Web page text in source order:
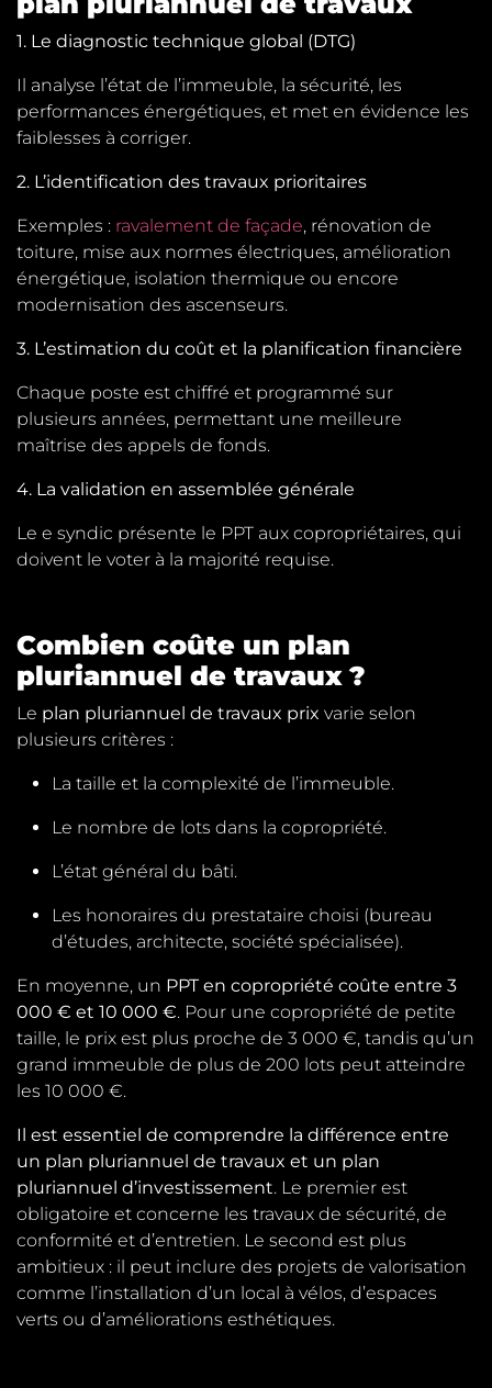
1. Le diagnostic technique global (DTG)
Il analyse l’état de l’immeuble, la sécurité, les
performances énergétiques, et met en évidence les
faiblesses à corriger.
2. L’identification des travaux prioritaires
Exemples : ravalement de façade, rénovation de
toiture, mise aux normes électriques, amélioration
énergétique, isolation thermique ou encore
modernisation des ascenseurs.
3. L’estimation du coût et la planification financière
Chaque poste est chiffré et programmé sur
plusieurs années, permettant une meilleure
maîtrise des appels de fonds.
4. La validation en assemblée générale
Le e syndic présente le PPT aux copropriétaires, qui
doivent le voter à la majorité requise.
Combien coûte un plan
pluriannuel de travaux ?
Le plan pluriannuel de travaux prix varie selon
plusieurs critères :
La taille et la complexité de l’immeuble.
Le nombre de lots dans la copropriété.
L’état général du bâti.
Les honoraires du prestataire choisi (bureau
d’études, architecte, société spécialisée).
En moyenne, un PPT en copropriété coûte entre 3
000 € et 10 000 €. Pour une copropriété de petite
taille, le prix est plus proche de 3 000 €, tandis qu’un
grand immeuble de plus de 200 lots peut atteindre
les 10 000 €.
Il est essentiel de comprendre la différence entre
un plan pluriannuel de travaux et un plan
pluriannuel d’investissement. Le premier est
obligatoire et concerne les travaux de sécurité, de
conformité et d’entretien. Le second est plus
ambitieux : il peut inclure des projets de valorisation
comme l’installation d’un local à vélos, d’espaces
verts ou d’améliorations esthétiques.